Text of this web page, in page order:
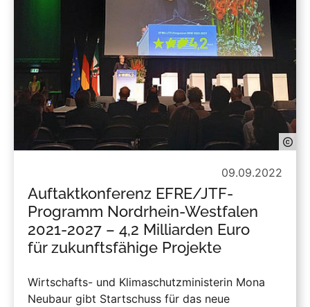
09.09.2022
Auftaktkonferenz EFRE/JTF-
Programm Nordrhein-Westfalen
2021-2027 – 4,2 Milliarden Euro
für zukunftsfähige Projekte
Wirtschafts- und Klimaschutzministerin Mona
Neubaur gibt Startschuss für das neue